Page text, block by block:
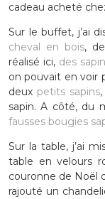
cadeau acheté
Sur le buffet, j’ai
cheval en bois,
réalisé ici, des
on pouvait en voir
deux petits sapins
sapin. A côté, du
fausses bougies
Sur la table, j’ai
table en velours
couronne de Noël
rajouté un